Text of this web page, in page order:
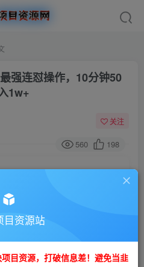
强连怼操作，10分钟50
1w+
关注
560 198
看
专属资源
您暂无购买权限，请先开通会员
目资源站
目资源，打破信息差！避免当韭